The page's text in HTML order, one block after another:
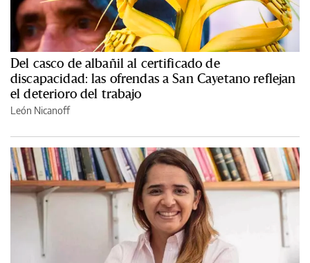
Del casco de albañil al certificado de
discapacidad: las ofrendas a San Cayetano reflejan
el deterioro del trabajo
León Nicanoff